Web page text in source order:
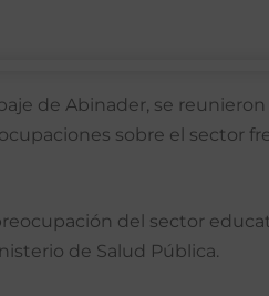
de Abinader, se
sobre el sector
del sector
de Salud Pública.